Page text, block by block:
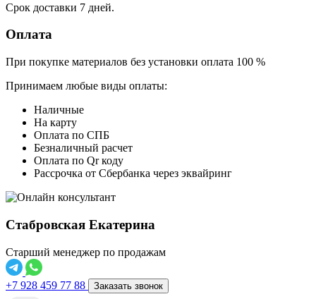
Срок доставки 7 дней.
Оплата
При покупке материалов без установки оплата 100 %
Принимаем любые виды оплаты:
Наличные
На карту
Оплата по СПБ
Безналичный расчет
Оплата по Qr коду
Рассрочка от Сбербанка через эквайринг
Стабровская Екатерина
Старший менеджер по продажам
+7 928 459 77 88 Заказать звонок